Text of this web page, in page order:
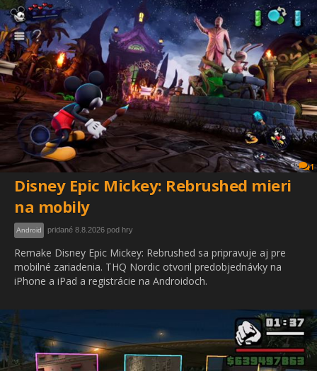
1
Disney Epic Mickey: Rebrushed mieri
na mobily
Android pridané 8.8.2026 pod hry
Remake Disney Epic Mickey: Rebrushed sa pripravuje aj pre
mobilné zariadenia. THQ Nordic otvoril predobjednávky na
iPhone a iPad a registrácie na Androidoch.